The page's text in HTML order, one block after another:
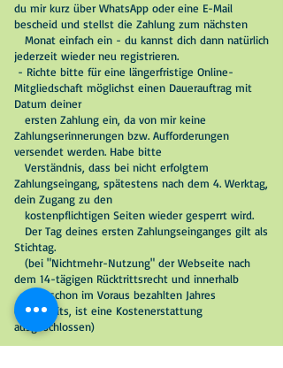
du mir kurz über WhatsApp oder eine E-Mail
bescheid und stellst die Zahlung zum nächsten
Monat einfach ein - du kannst dich dann natürlich
jederzeit wieder neu registrieren.
- Richte bitte für eine längerfristige Online-
Mitgliedschaft möglichst einen Dauerauftrag mit
Datum deiner
ersten Zahlung ein, da von mir keine
Zahlungserinnerungen bzw. Aufforderungen
versendet werden. Habe bitte
Verständnis, dass bei nicht erfolgtem
Zahlungseingang, spätestens nach dem 4. Werktag,
dein Zugang zu den
kostenpflichtigen Seiten wieder gesperrt wird.
Der Tag deines ersten Zahlungseinganges gilt als
Stichtag.
(bei "Nichtmehr-Nutzung" der Webseite nach
dem 14-tägigen Rücktrittsrecht und innerhalb
des schon im Voraus bezahlten Jahres
deinerseits, ist eine Kostenerstattung
ausgeschlossen)